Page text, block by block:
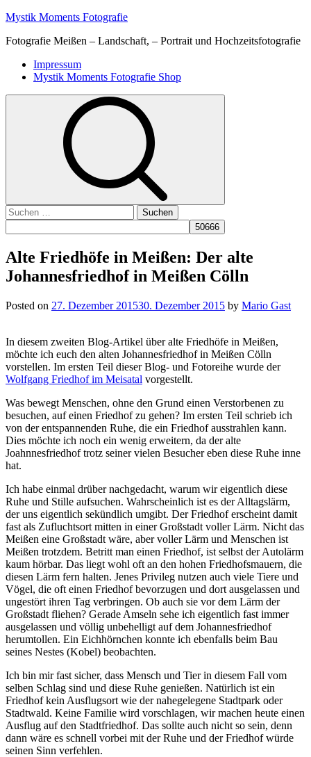
Skip
content
Mystik Moments Fotografie
Fotografie Meißen – Landschaft, – Portrait und Hochzeitsfotografie
Primary
Menu
Impressum
Mystik Moments Fotografie Shop
Suchen
nach:
Alte Friedhöfe in Meißen: Der alte
Johannesfriedhof in Meißen Cölln
Posted on 27. Dezember 201530. Dezember 2015 by Mario Gast
In diesem zweiten Blog-Artikel über alte Friedhöfe in Meißen,
möchte ich euch den alten Johannesfriedhof in Meißen Cölln
vorstellen. Im ersten Teil dieser Blog- und Fotoreihe wurde der
Wolfgang Friedhof im Meisatal vorgestellt.
Was bewegt Menschen, ohne den Grund einen Verstorbenen zu
besuchen, auf einen Friedhof zu gehen? Im ersten Teil schrieb ich
von der entspannenden Ruhe, die ein Friedhof ausstrahlen kann.
Dies möchte ich noch ein wenig erweitern, da der alte
Joahnnesfriedhof trotz seiner vielen Besucher eben diese Ruhe inne
hat.
Ich habe einmal drüber nachgedacht, warum wir eigentlich diese
Ruhe und Stille aufsuchen. Wahrscheinlich ist es der Alltagslärm,
der uns eigentlich sekündlich umgibt. Der Friedhof erscheint damit
fast als Zufluchtsort mitten in einer Großstadt voller Lärm. Nicht das
Meißen eine Großstadt wäre, aber voller Lärm und Menschen ist
Meißen trotzdem. Betritt man einen Friedhof, ist selbst der Autolärm
kaum hörbar. Das liegt wohl oft an den hohen Friedhofsmauern, die
diesen Lärm fern halten. Jenes Privileg nutzen auch viele Tiere und
Vögel, die oft einen Friedhof bevorzugen und dort ausgelassen und
ungestört ihren Tag verbringen. Ob auch sie vor dem Lärm der
Großstadt fliehen? Gerade Amseln sehe ich eigentlich fast immer
ausgelassen und völlig unbehelligt auf dem Johannesfriedhof
herumtollen. Ein Eichhörnchen konnte ich ebenfalls beim Bau
seines Nestes (Kobel) beobachten.
Ich bin mir fast sicher, dass Mensch und Tier in diesem Fall vom
selben Schlag sind und diese Ruhe genießen. Natürlich ist ein
Friedhof kein Ausflugsort wie der nahegelegene Stadtpark oder
Stadtwald. Keine Familie wird vorschlagen, wir machen heute einen
Ausflug auf den Stadtfriedhof. Das sollte auch nicht so sein, denn
dann wäre es schnell vorbei mit der Ruhe und der Friedhof würde
seinen Sinn verfehlen.